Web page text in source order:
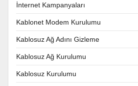
İnternet Kampanyaları
Kablonet Modem Kurulumu
Kablosuz Ağ Adını Gizleme
Kablosuz Ağ Kurulumu
Kablosuz Kurulumu